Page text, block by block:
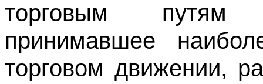
торговым путям
принимавшее
торговом движении,